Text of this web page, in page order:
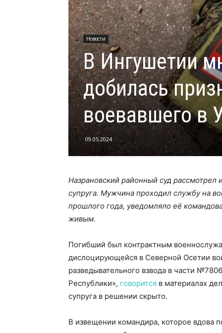
Новости
В Ингушетии
добилась
воевавшего в
09.05.2024
Назрановский районный суд
супруга. Мужчина проходил службу на
прошлого года, уведомляло её
живым.
Погибший был контрактным
дислоцирующейся в Северной Осетии
разведывательного взвода в части
Республики», говорится в материалах
супруга в решении скрыто.
В извещении командира, которое вдова